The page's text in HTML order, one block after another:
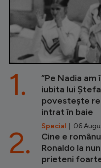
”Pe Nadia
iubita lui
povestește
intrat în baie
Special | 06
1.
Cine e
Ronaldo la
prieteni
2.